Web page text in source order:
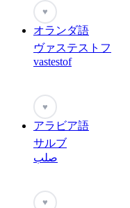
♥
オランダ語
ヴァステストフ
vastestof
♥
アラビア語
サルブ
صلب
♥